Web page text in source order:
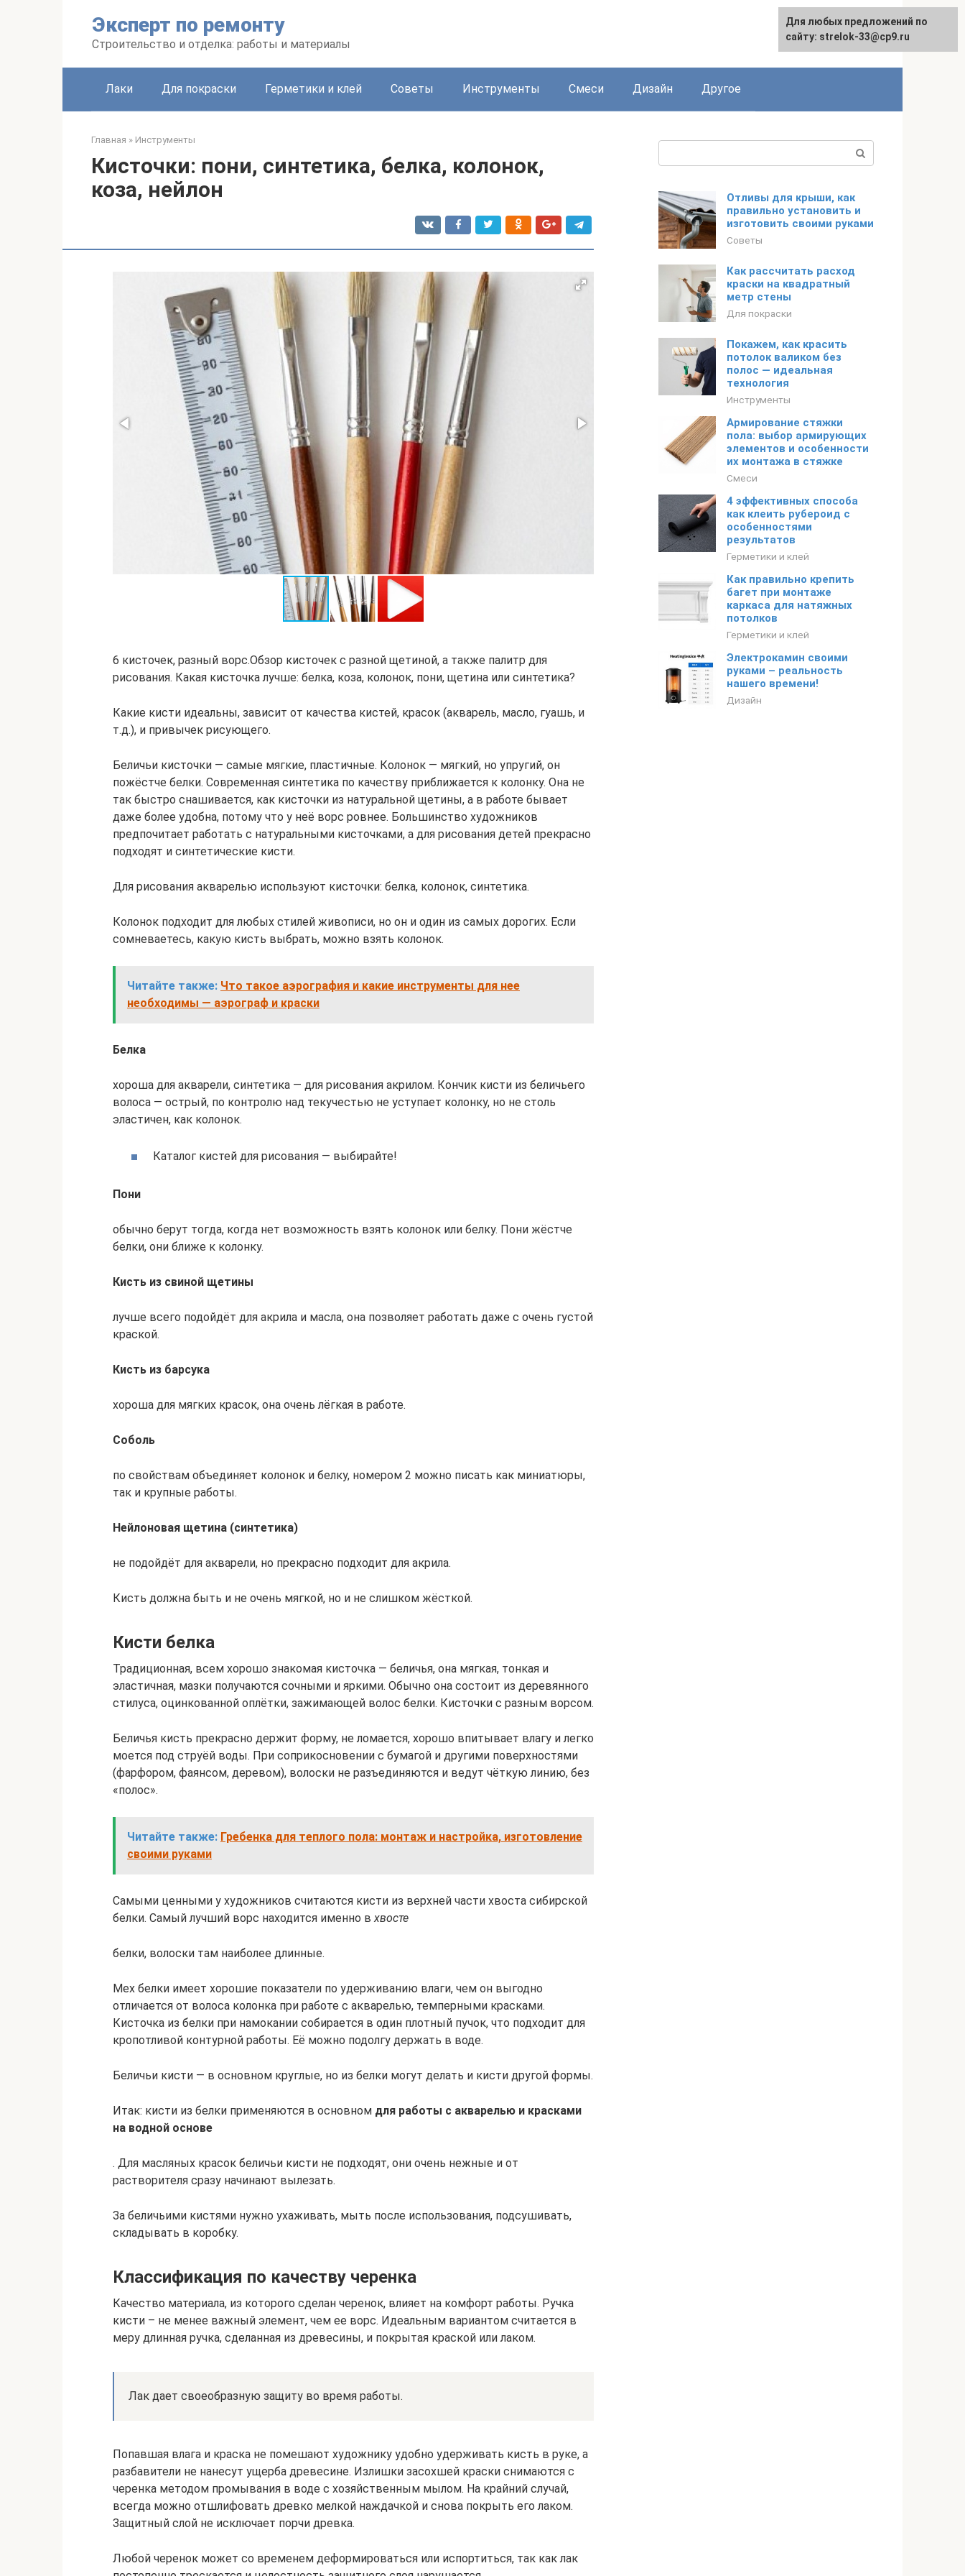
Эксперт по ремонту
Строительство и отделка: работы и материалы
Лаки Для покраски Герметики и клей Советы Инструменты Смеси Дизайн Другое
Главная » Инструменты
Кисточки: пони, синтетика, белка, колонок,
коза, нейлон
6 кисточек, разный ворс.Обзор кисточек с разной щетиной, а также палитр для
рисования. Какая кисточка лучше: белка, коза, колонок, пони, щетина или синтетика?
Какие кисти идеальны, зависит от качества кистей, красок (акварель, масло, гуашь, и
т.д.), и привычек рисующего.
Беличьи кисточки — самые мягкие, пластичные. Колонок — мягкий, но упругий, он
пожёстче белки. Современная синтетика по качеству приближается к колонку. Она не
так быстро снашивается, как кисточки из натуральной щетины, а в работе бывает
даже более удобна, потому что у неё ворс ровнее. Большинство художников
предпочитает работать с натуральными кисточками, а для рисования детей прекрасно
подходят и синтетические кисти.
Для рисования акварелью используют кисточки: белка, колонок, синтетика.
Колонок подходит для любых стилей живописи, но он и один из самых дорогих. Если
сомневаетесь, какую кисть выбрать, можно взять колонок.
Читайте также: Что такое аэрография и какие инструменты для нее
необходимы — аэрограф и краски
Белка
хороша для акварели, синтетика — для рисования акрилом. Кончик кисти из беличьего
волоса — острый, по контролю над текучестью не уступает колонку, но не столь
эластичен, как колонок.
Каталог кистей для рисования — выбирайте!
Пони
обычно берут тогда, когда нет возможность взять колонок или белку. Пони жёстче
белки, они ближе к колонку.
Кисть из свиной щетины
лучше всего подойдёт для акрила и масла, она позволяет работать даже с очень густой
краской.
Кисть из барсука
хороша для мягких красок, она очень лёгкая в работе.
Соболь
по свойствам объединяет колонок и белку, номером 2 можно писать как миниатюры,
так и крупные работы.
Нейлоновая щетина (синтетика)
не подойдёт для акварели, но прекрасно подходит для акрила.
Кисть должна быть и не очень мягкой, но и не слишком жёсткой.
Кисти белка
Традиционная, всем хорошо знакомая кисточка — беличья, она мягкая, тонкая и
эластичная, мазки получаются сочными и яркими. Обычно она состоит из деревянного
стилуса, оцинкованной оплётки, зажимающей волос белки. Кисточки с разным ворсом.
Беличья кисть прекрасно держит форму, не ломается, хорошо впитывает влагу и легко
моется под струёй воды. При соприкосновении с бумагой и другими поверхностями
(фарфором, фаянсом, деревом), волоски не разъединяются и ведут чёткую линию, без
«полос».
Читайте также: Гребенка для теплого пола: монтаж и настройка, изготовление
своими руками
Самыми ценными у художников считаются кисти из верхней части хвоста сибирской
белки. Самый лучший ворс находится именно вхвосте
белки, волоски там наиболее длинные.
Мех белки имеет хорошие показатели по удерживанию влаги, чем он выгодно
отличается от волоса колонка при работе с акварелью, темперными красками.
Кисточка из белки при намокании собирается в один плотный пучок, что подходит для
кропотливой контурной работы. Её можно подолгу держать в воде.
Беличьи кисти — в основном круглые, но из белки могут делать и кисти другой формы.
Итак: кисти из белки применяются в основном для работы с акварелью и красками
на водной основе
. Для масляных красок беличьи кисти не подходят, они очень нежные и от
растворителя сразу начинают вылезать.
За беличьими кистями нужно ухаживать, мыть после использования, подсушивать,
складывать в коробку.
Классификация по качеству черенка
Качество материала, из которого сделан черенок, влияет на комфорт работы. Ручка
кисти – не менее важный элемент, чем ее ворс. Идеальным вариантом считается в
меру длинная ручка, сделанная из древесины, и покрытая краской или лаком.
Лак дает своеобразную защиту во время работы.
Попавшая влага и краска не помешают художнику удобно удерживать кисть в руке, а
разбавители не нанесут ущерба древесине. Излишки засохшей краски снимаются с
черенка методом промывания в воде с хозяйственным мылом. На крайний случай,
всегда можно отшлифовать древко мелкой наждачкой и снова покрыть его лаком.
Защитный слой не исключает порчи древка.
Любой черенок может со временем деформироваться или испортиться, так как лак
Отливы для крыши, как
правильно установить и
изготовить своими руками
Советы
Как рассчитать расход
краски на квадратный
метр стены
Для покраски
Покажем, как красить
потолок валиком без
полос — идеальная
технология
Инструменты
Армирование стяжки
пола: выбор армирующих
элементов и особенности
их монтажа в стяжке
Смеси
4 эффективных способа
как клеить рубероид с
особенностями
результатов
Герметики и клей
Как правильно крепить
багет при монтаже
каркаса для натяжных
потолков
Герметики и клей
Электрокамин своими
руками – реальность
нашего времени!
Дизайн
Для любых предложений по
сайту: strelok-33@cp9.ru
Для любых предложений по
сайту: strelok-33@cp9.ru